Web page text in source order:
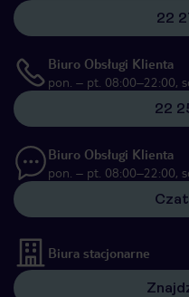
22
Biuro Obsługi Klienta
pon. – pt. 08:00–22:00,
22
Biuro Obsługi Klienta
pon. – pt. 08:00–22:00,
Biura stacjonarne